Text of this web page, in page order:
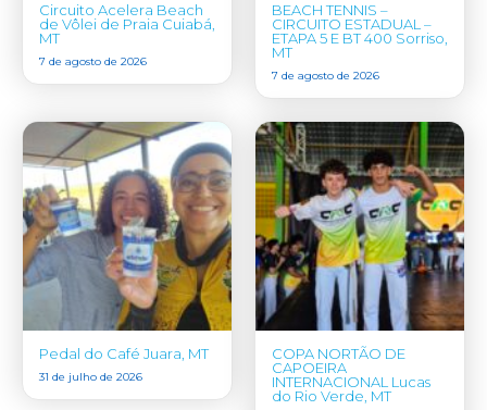
Circuito Acelera Beach
de Vôlei de Praia Cuiabá,
MT
7 de agosto de 2026
BEACH TENNIS –
CIRCUITO ESTADUAL –
ETAPA 5 E BT 400 Sorriso,
MT
7 de agosto de 2026
Pedal do Café Juara, MT
31 de julho de 2026
COPA NORTÃO DE
CAPOEIRA
INTERNACIONAL Lucas
do Rio Verde, MT